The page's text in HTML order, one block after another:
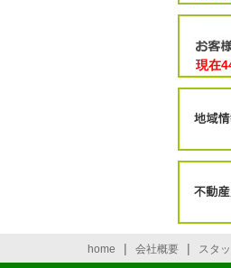
現在
home | 会社概要 | スタ